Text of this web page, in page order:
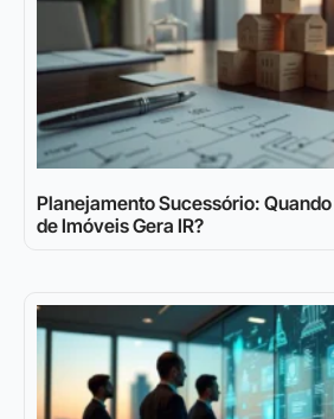
Planejamento Sucessório:
de Imóveis Gera IR?